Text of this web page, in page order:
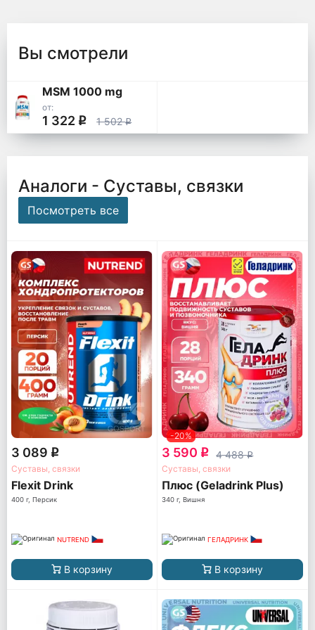
Вы смотрели
MSM 1000 mg
от:
1 322 q 1 502q
Аналоги - Суставы, связки
Посмотреть все
3 089 q
Суставы, связки
Flexit Drink
400 г, Персик
NUTREND
В корзину
-20%
3 590 q 4 488q
Суставы, связки
Плюс (Geladrink Plus)
340 г, Вишня
ГЕЛАДРИНК
В корзину